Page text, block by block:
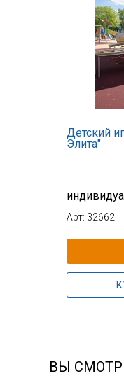
Детский
Элита"
Арт: 32662
ВЫ